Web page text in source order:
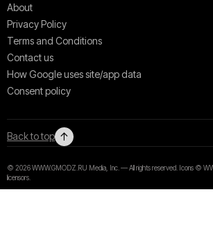
About
Privacy Policy
Terms and Conditions
Contact us
How Google uses site/app data
Сonsent policy
Back to top ↑
© 2026 WWW.GMODZ.RU Media, Inc. — All rights reserved. Icons ©
licensors.